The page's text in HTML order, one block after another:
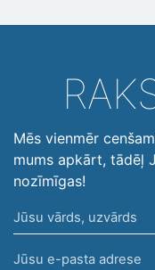
Mēs vienmēr
mums apkārt, tādēļ
nozīmīgas!
Jūsu
vārds,
uzvārds
Jūsu